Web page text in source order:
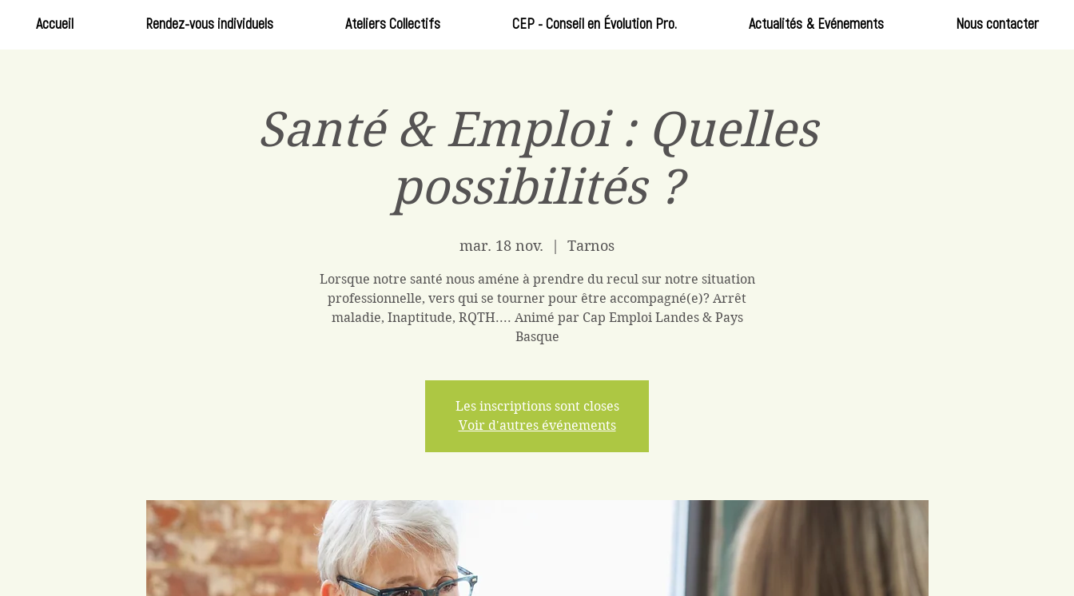
Accueil Rendez-vous individuels Ateliers Collectifs CEP - Conseil en Évolution Pro. Actualités & Evénements Nous contacter
Santé & Emploi : Quelles
possibilités ?
mar. 18 nov. Tarnos
Lorsque notre santé nous améne à prendre du recul sur notre situation
professionnelle, vers qui se tourner pour être accompagné(e)? Arrêt
maladie, Inaptitude, RQTH.... Animé par Cap Emploi Landes & Pays
Basque
Les inscriptions sont closes
Voir d'autres événements